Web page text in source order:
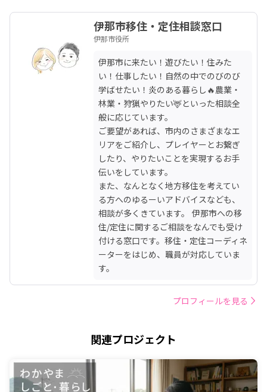
伊那市移住・定住相談窓口
伊那市役所
伊那市に来たい！遊びたい！住みた
い！仕事したい！自然の中でのびのび
学ばせたい！炎のある暮らし🔥農業・
林業・狩猟やりたい🦌といった相談全
般に応じています。
ご要望があれば、市内のさまざまなエ
リアをご紹介し、プレイヤーとお繋ぎ
したり、やりたいことを実現するお手
伝いをしています。
また、なんとなく地方移住を考えてい
る方へのゆるーいアドバイスなども、
相談が多くきています。 伊那市への移
住/定住に関するご相談をなんでも受け
付ける窓口です。移住・定住コーディネ
ーターをはじめ、職員が対応していま
す。
プロフィールを見る
関連プロジェクト